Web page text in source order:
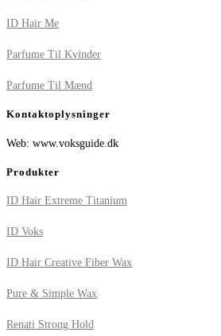
ID Hair Me
Parfume Til Kvinder
Parfume Til Mænd
Kontaktoplysninger
Web: www.voksguide.dk
Produkter
ID Hair Extreme Titanium
ID Voks
ID Hair Creative Fiber Wax
Pure & Simple Wax
Renati Strong Hold